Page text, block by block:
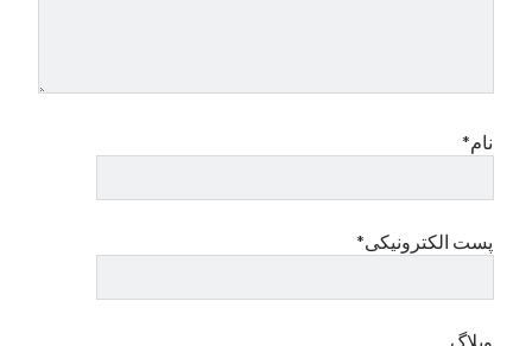
نام*
پست الکترونیکی*
وبلاگ